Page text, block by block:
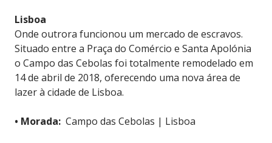
Lisboa
Onde outrora funcionou um mercado de escravos.
Situado entre a Praça do Comércio e Santa Apolónia
o Campo das Cebolas foi totalmente remodelado em
14 de abril de 2018, oferecendo uma nova área de
lazer à cidade de Lisboa.
• Morada: Campo das Cebolas | Lisboa